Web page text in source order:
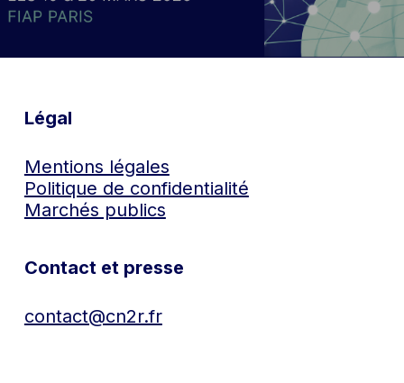
Légal
Mentions légales
Politique de confidentialité
Marchés publics
Contact et presse
contact@cn2r.fr